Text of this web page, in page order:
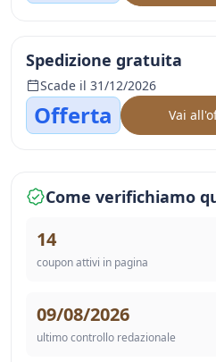
Spedizione gratuita
Scade il 31/12/2026
Offerta Vai
Come verifichiamo
14
coupon attivi in pagina
09/08/2026
ultimo controllo redazionale